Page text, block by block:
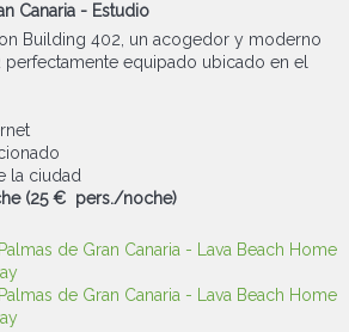
Canaria - Estudio
Building 402, un acogedor y moderno
equipado ubicado en el
la ciudad
(25 € pers./noche)